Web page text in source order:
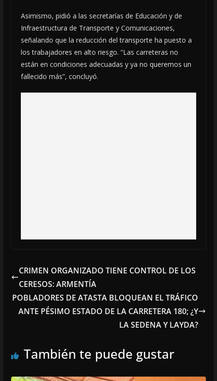
Asimismo, pidió a las secretarías de Educación y de
Infraestructura de Transporte y Comunicaciones,
señalando que la reducción del transporte ha puesto a
los trabajadores en alto riesgo. “Las carreteras no
están en condiciones adecuadas y ya no queremos un
fallecido más”, concluyó.
CRIMEN ORGANIZADO TIENE CONTROL DE LOS
CERESOS: ARMENTÍA
POBLADORES DE ATASTA BLOQUEAN EL TRÁFICO
ANTE PÉSIMO ESTADO DE LA CARRETERA 180; ¿Y
LA SEDENA Y LAYDA?
También te puede gustar